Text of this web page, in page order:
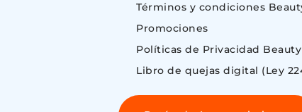
Términos y condiciones
Promociones
Políticas de Privacidad Beauty
Libro de quejas digital (Ley